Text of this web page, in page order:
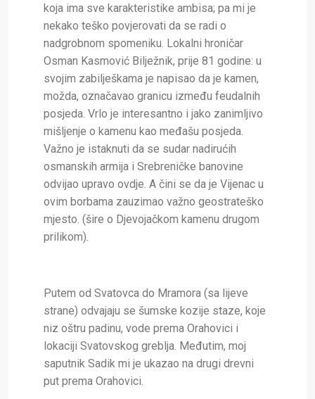
koja ima sve karakteristike ambisa; pa mi je
nekako teško povjerovati da se radi o
nadgrobnom spomeniku. Lokalni hroničar
Osman Kasmović Bilježnik, prije 81 godine: u
svojim zabilješkama je napisao da je kamen,
možda, označavao granicu između feudalnih
posjeda. Vrlo je interesantno i jako zanimljivo
mišljenje o kamenu kao međašu posjeda.
Važno je istaknuti da se sudar nadirućih
osmanskih armija i Srebreničke banovine
odvijao upravo ovdje. A čini se da je Vijenac u
ovim borbama zauzimao važno geostrateško
mjesto. (šire o Djevojačkom kamenu drugom
prilikom).
Putem od Svatovca do Mramora (sa lijeve
strane) odvajaju se šumske kozije staze, koje
niz oštru padinu, vode prema Orahovici i
lokaciji Svatovskog greblja. Međutim, moj
saputnik Sadik mi je ukazao na drugi drevni
put prema Orahovici.